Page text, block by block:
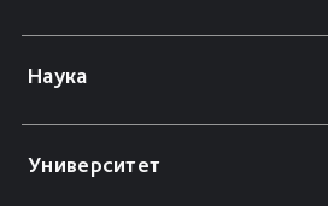
Наука
Университет